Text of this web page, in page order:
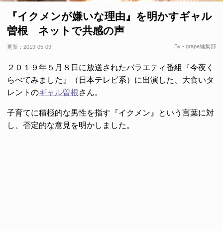
『イクメンが嫌いな理由』を明かすギャル
曽根 ネットで共感の声
更新： 2019-05-09 By - grape編集部
２０１９年５月８日に放送されたバラエティ番組『今夜く
らべてみました』（日本テレビ系）に出演した、大食いタ
レントのギャル曽根さん。
子育てに積極的な男性を指す『イクメン』という言葉に対
し、否定的な意見を明かしました。